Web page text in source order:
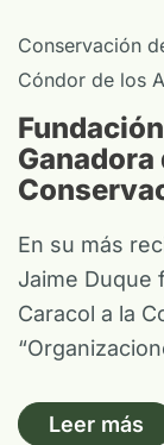
Conservación
Cóndor de los
Ganadora
En su más
Jaime Duque
Caracol a la
Leer más